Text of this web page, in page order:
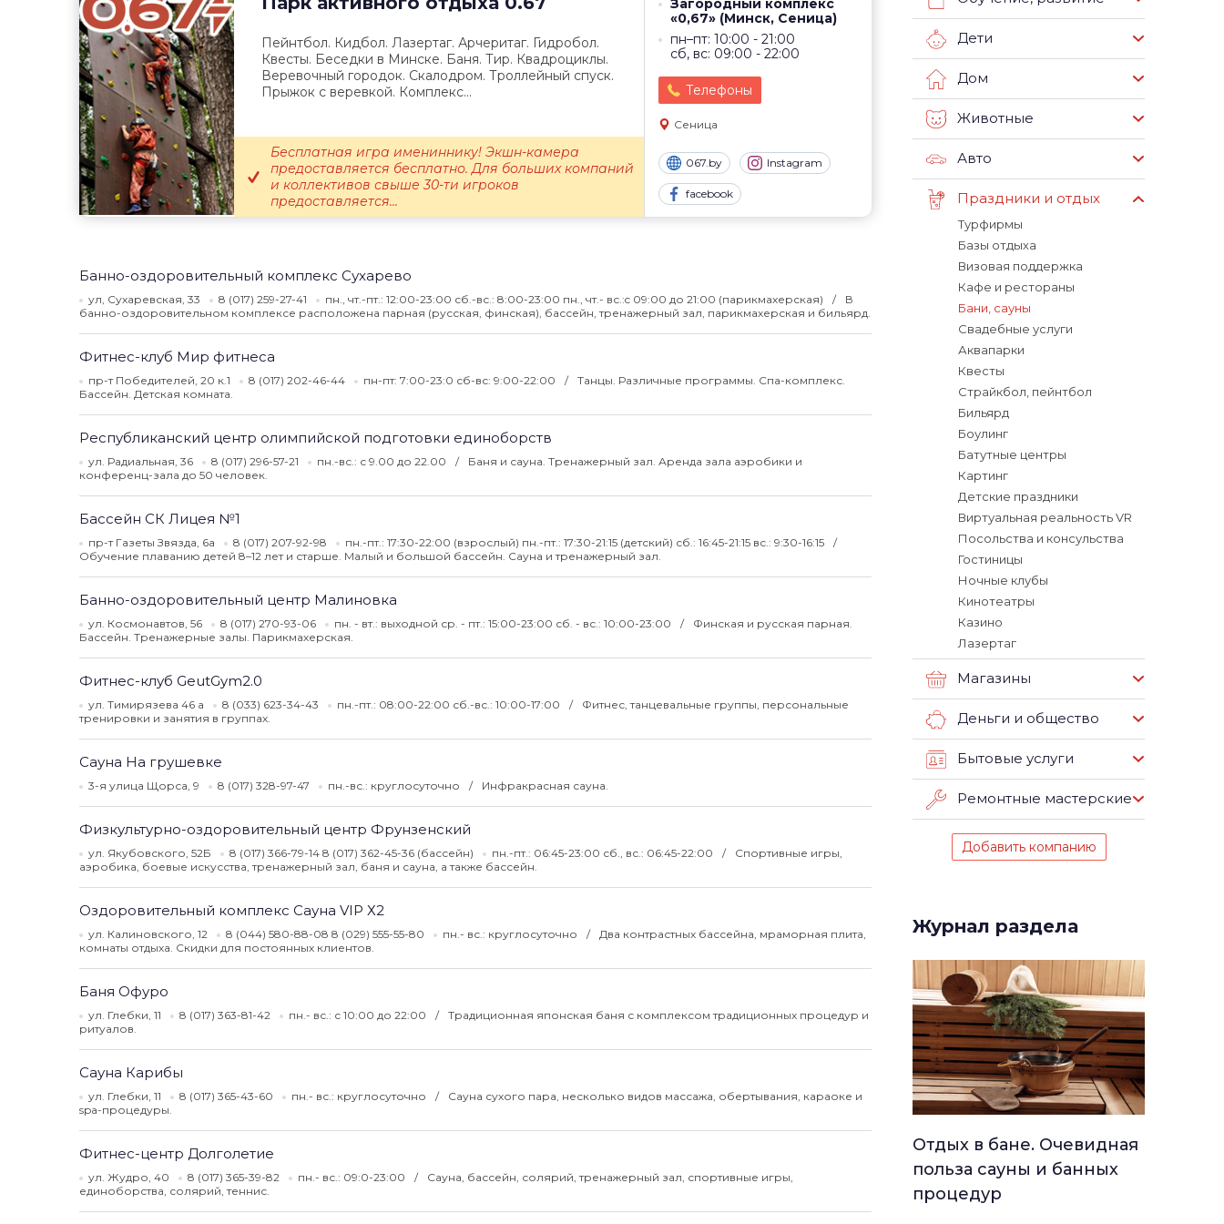
Загородный комплекс
«0,67» (Минск, Сеница)
пн–пт: 10:00 - 21:00
сб, вс: 09:00 - 22:00
Телефоны
Сеница
067.by Instagram
facebook
Пейнтбол. Кидбол. Лазертаг. Арчеритаг. Гидробол.
Квесты. Беседки в Минске. Баня. Тир. Квадроциклы.
Веревочный городок. Скалодром. Троллейный спуск.
Прыжок с веревкой. Комплекс...
Бесплатная игра имениннику! Экшн-камера
предоставляется бесплатно. Для больших компаний
и коллективов свыше 30-ти игроков
предоставляется...
Банно-оздоровительный комплекс Сухарево
ул, Сухаревская, 33 8 (017) 259-27-41 пн., чт.-пт.: 12:00-23:00 сб.-вс.: 8:00-23:00 пн., чт.- вс.:c 09:00 до 21:00 (парикмахерская)
В
банно-оздоровительном комплексе расположена парная (русская, финская), бассейн, тренажерный зал, парикмахерская и бильярд.
Фитнес-клуб Мир фитнеса
пр-т Победителей, 20 к.1 8 (017) 202-46-44 пн-пт: 7:00-23:0 сб-вс: 9:00-22:00
Танцы. Различные программы. Спа-комплекс.
Бассейн. Детская комната.
Республиканский центр олимпийской подготовки единоборств
ул. Радиальная, 36 8 (017) 296-57-21 пн.-вс.: с 9.00 до 22.00
Баня и сауна. Тренажерный зал. Аренда зала аэробики и
конференц-зала до 50 человек.
Бассейн СК Лицея №1
пр-т Газеты Звязда, 6а 8 (017) 207-92-98
пн.-пт.: 17:30-22:00 (взрослый) пн.-пт.: 17:30-21:15 (детский) сб.: 16:45-21:15 вс.: 9:30-16:15
Обучение плаванию детей 8–12 лет и старше. Малый и большой бассейн. Сауна и тренажерный зал.
Банно-оздоровительный центр Малиновка
ул. Космонавтов, 56 8 (017) 270-93-06 пн. - вт.: выходной ср. - пт.: 15:00-23:00 сб. - вс.: 10:00-23:00
Финская и русская парная.
Бассейн. Тренажерные залы. Парикмахерская.
Фитнес-клуб GeutGym2.0
ул. Тимирязева 46 а 8 (033) 623-34-43 пн.-пт.: 08:00-22:00 сб.-вс.: 10:00-17:00
Фитнес, танцевальные группы, персональные
тренировки и занятия в группах.
Сауна На грушевке
3-я улица Щорса, 9 8 (017) 328-97-47 пн.-вс.: круглосуточно Инфракрасная сауна.
Физкультурно-оздоровительный центр Фрунзенский
ул. Якубовского, 52Б 8 (017) 366-79-14 8 (017) 362-45-36 (бассейн) пн.-пт.: 06:45-23:00 сб., вс.: 06:45-22:00
Спортивные игры,
аэробика, боевые искусства, тренажерный зал, баня и сауна, а также бассейн.
Оздоровительный комплекс Сауна VIP Х2
ул. Калиновского, 12 8 (044) 580-88-08 8 (029) 555-55-80 пн.- вс.: круглосуточно
Два контрастных бассейна, мраморная плита,
комнаты отдыха. Скидки для постоянных клиентов.
Баня Офуро
ул. Глебки, 11 8 (017) 363-81-42 пн.- вс.: с 10:00 до 22:00
Традиционная японская баня с комплексом традиционных процедур и
ритуалов.
Сауна Карибы
ул. Глебки, 11 8 (017) 365-43-60 пн.- вс.: круглосуточно
Сауна сухого пара, несколько видов массажа, обертывания, караоке и
spa-процедуры.
Фитнес-центр Долголетие
ул. Жудро, 40 8 (017) 365-39-82 пн.- вс.: 09:0-23:00
Сауна, бассейн, солярий, тренажерный зал, спортивные игры,
единоборства, солярий, теннис.
Дети
Дом
Животные
Авто
Праздники и отдых
Турфирмы
Базы отдыха
Визовая поддержка
Кафе и рестораны
Бани, сауны
Свадебные услуги
Аквапарки
Квесты
Страйкбол, пейнтбол
Бильярд
Боулинг
Батутные центры
Картинг
Детские праздники
Виртуальная реальность VR
Посольства и консульства
Гостиницы
Ночные клубы
Кинотеатры
Казино
Лазертаг
Магазины
Деньги и общество
Бытовые услуги
Ремонтные мастерские
Добавить компанию
Журнал раздела
Отдых в бане. Очевидная
польза сауны и банных
процедур